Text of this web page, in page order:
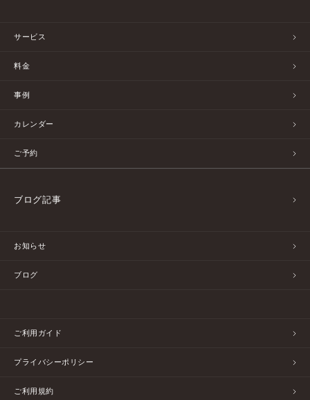
サービス
料金
事例
カレンダー
ご予約
ブログ記事
お知らせ
ブログ
ご利用ガイド
プライバシーポリシー
ご利用規約